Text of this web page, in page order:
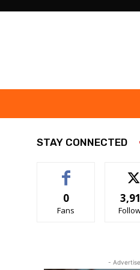
STAY CONNECTED
0
Fans
-